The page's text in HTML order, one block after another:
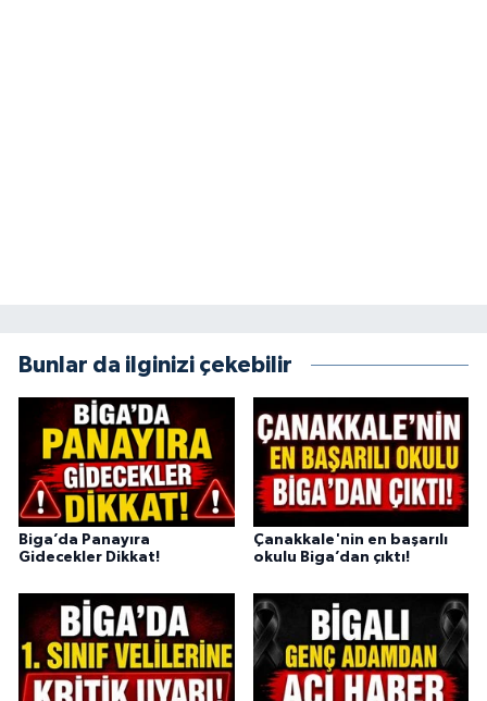
Bunlar da ilginizi çekebilir
Biga’da Panayıra
Gidecekler Dikkat!
Çanakkale'nin en başarılı
okulu Biga’dan çıktı!